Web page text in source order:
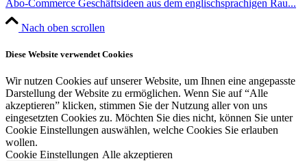
Abo-Commerce Geschäftsideen aus dem englischsprachigen Rau...
Nach oben scrollen
Diese Website verwendet Cookies
Wir nutzen Cookies auf unserer Website, um Ihnen eine angepasste
Darstellung der Website zu ermöglichen. Wenn Sie auf “Alle
akzeptieren” klicken, stimmen Sie der Nutzung aller von uns
eingesetzten Cookies zu. Möchten Sie dies nicht, können Sie unter
Cookie Einstellungen auswählen, welche Cookies Sie erlauben
wollen.
Cookie Einstellungen Alle akzeptieren